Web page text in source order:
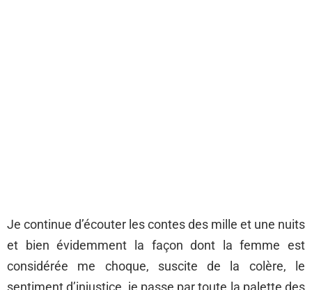
Je continue d’écouter les contes des mille et une nuits
et bien évidemment la façon dont la femme est
considérée me choque, suscite de la colère, le
sentiment d’injustice, je passe par toute la palette des